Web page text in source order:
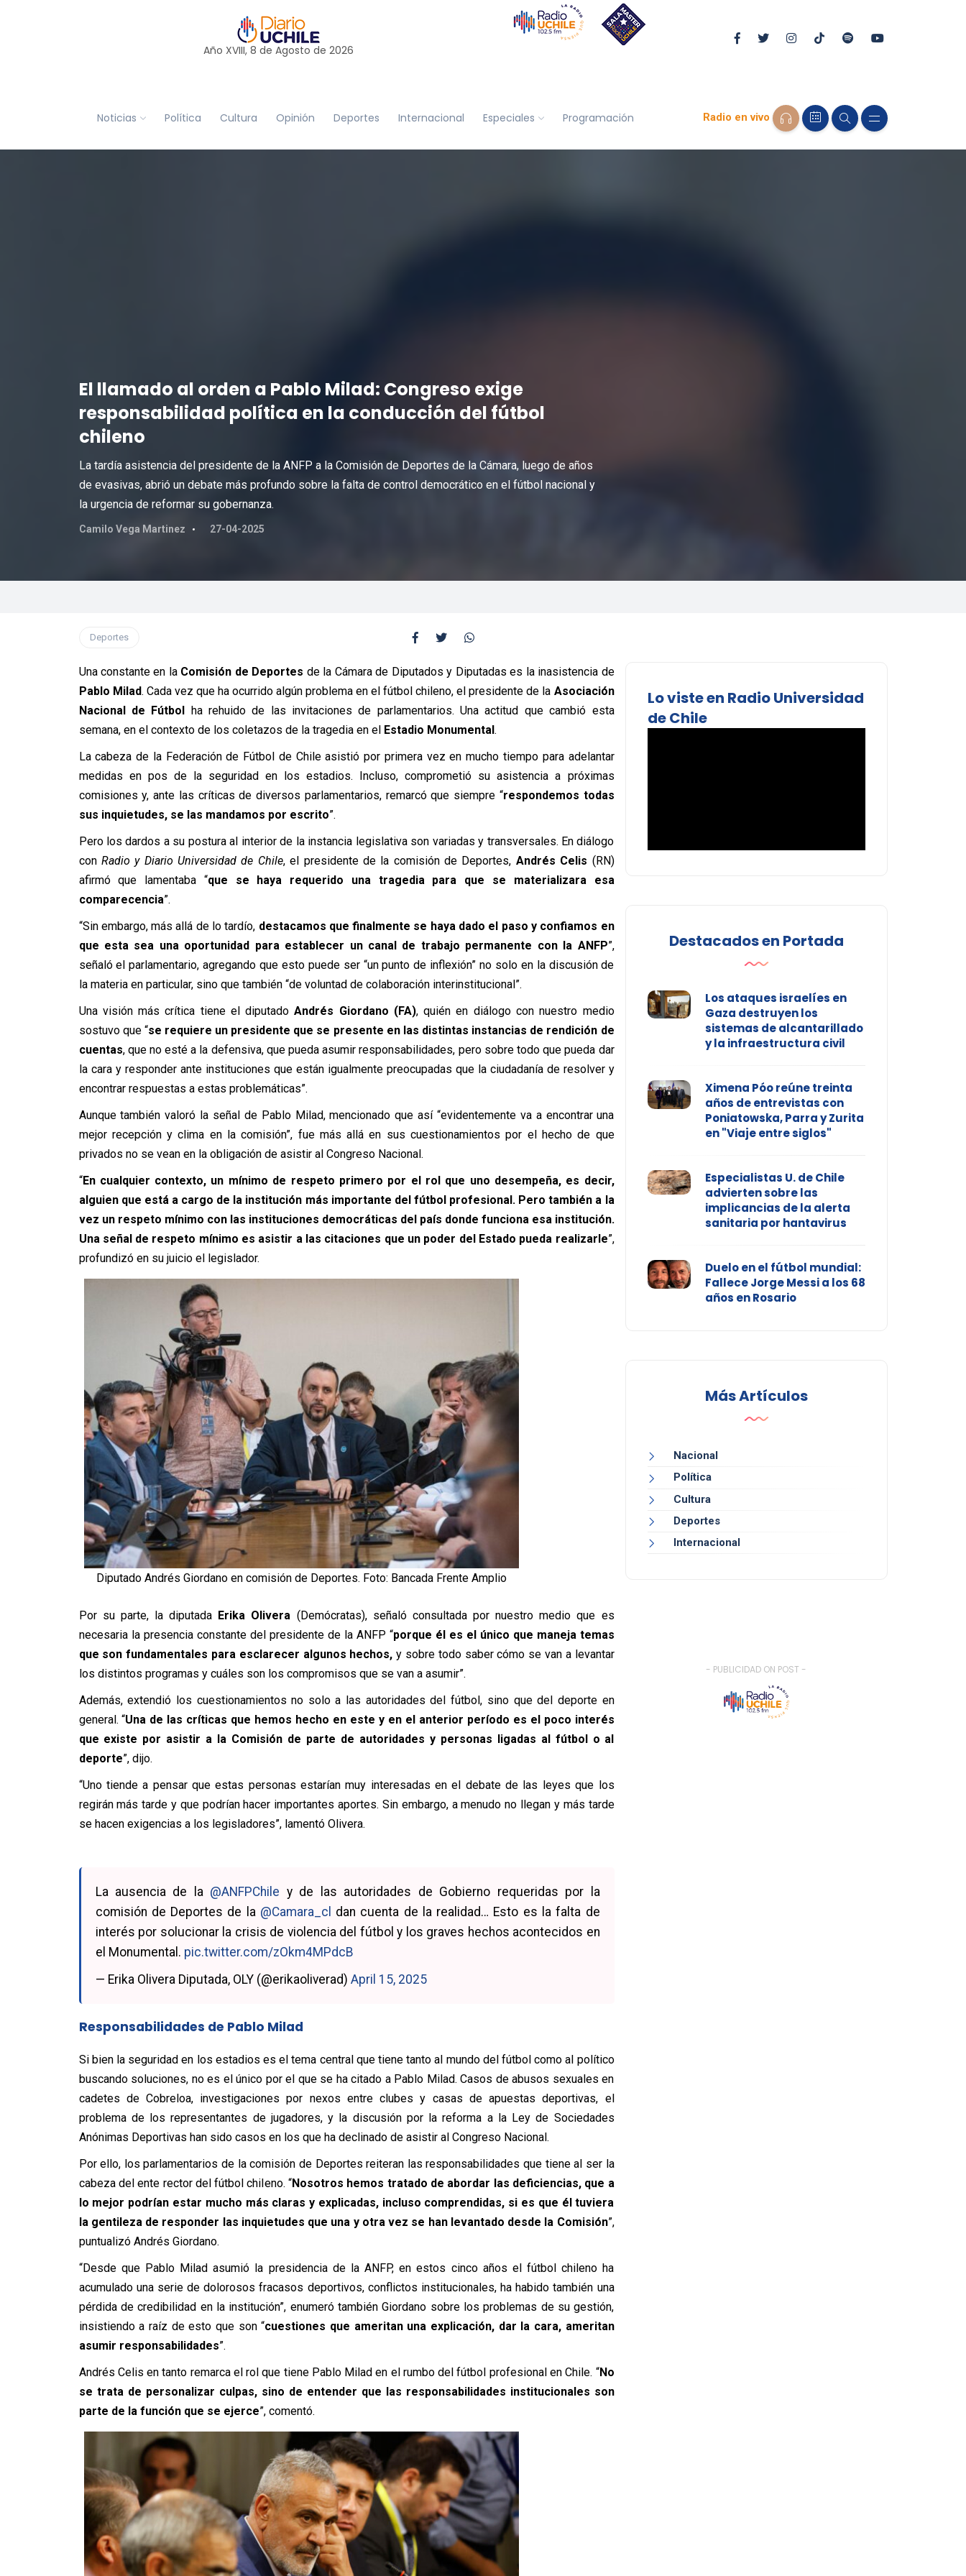
Año XVIII, 8 de Agosto de 2026
Noticias Política Cultura Opinión Deportes Internacional Especiales Programación Radio en vivo
El llamado al orden a Pablo Milad: Congreso exige
responsabilidad política en la conducción del fútbol
chileno
La tardía asistencia del presidente de la ANFP a la Comisión de Deportes de la Cámara, luego de años
de evasivas, abrió un debate más profundo sobre la falta de control democrático en el fútbol nacional y
la urgencia de reformar su gobernanza.
Camilo Vega Martinez 27-04-2025
Deportes
Una constante en la Comisión de Deportes de la Cámara de Diputados y Diputadas es la inasistencia de
Pablo Milad. Cada vez que ha ocurrido algún problema en el fútbol chileno, el presidente de la Asociación
Nacional de Fútbol ha rehuido de las invitaciones de parlamentarios. Una actitud que cambió esta
semana, en el contexto de los coletazos de la tragedia en el Estadio Monumental.
La cabeza de la Federación de Fútbol de Chile asistió por primera vez en mucho tiempo para adelantar
medidas en pos de la seguridad en los estadios. Incluso, comprometió su asistencia a próximas
comisiones y, ante las críticas de diversos parlamentarios, remarcó que siempre “respondemos todas
sus inquietudes, se las mandamos por escrito”.
Pero los dardos a su postura al interior de la instancia legislativa son variadas y transversales. En diálogo
con Radio y Diario Universidad de Chile, el presidente de la comisión de Deportes, Andrés Celis (RN)
afirmó que lamentaba “que se haya requerido una tragedia para que se materializara esa
comparecencia”.
“Sin embargo, más allá de lo tardío, destacamos que finalmente se haya dado el paso y confiamos en
que esta sea una oportunidad para establecer un canal de trabajo permanente con la ANFP”,
señaló el parlamentario, agregando que esto puede ser “un punto de inflexión” no solo en la discusión de
la materia en particular, sino que también “de voluntad de colaboración interinstitucional”.
Una visión más crítica tiene el diputadoAndrés Giordano (FA), quién en diálogo con nuestro medio
sostuvo que “se requiere un presidente que se presente en las distintas instancias de rendición de
cuentas, que no esté a la defensiva, que pueda asumir responsabilidades, pero sobre todo que pueda dar
la cara y responder ante instituciones que están igualmente preocupadas que la ciudadanía de resolver y
encontrar respuestas a estas problemáticas”.
Aunque también valoró la señal de Pablo Milad, mencionado que así “evidentemente va a encontrar una
mejor recepción y clima en la comisión”, fue más allá en sus cuestionamientos por el hecho de que
privados no se vean en la obligación de asistir al Congreso Nacional.
“En cualquier contexto, un mínimo de respeto primero por el rol que uno desempeña, es decir,
alguien que está a cargo de la institución más importante del fútbol profesional. Pero también a la
vez un respeto mínimo con las instituciones democráticas del país donde funciona esa institución.
Una señal de respeto mínimo es asistir a las citaciones que un poder del Estado pueda realizarle”,
profundizó en su juicio el legislador.
Diputado Andrés Giordano en comisión de Deportes. Foto: Bancada Frente Amplio
Por su parte, la diputada Erika Olivera (Demócratas), señaló consultada por nuestro medio que es
necesaria la presencia constante del presidente de la ANFP “porque él es el único que maneja temas
que son fundamentales para esclarecer algunos hechos, y sobre todo saber cómo se van a levantar
los distintos programas y cuáles son los compromisos que se van a asumir”.
Además, extendió los cuestionamientos no solo a las autoridades del fútbol, sino que del deporte en
general. “Una de las críticas que hemos hecho en este y en el anterior período es el poco interés
que existe por asistir a la Comisión de parte de autoridades y personas ligadas al fútbol o al
deporte”, dijo.
“Uno tiende a pensar que estas personas estarían muy interesadas en el debate de las leyes que los
regirán más tarde y que podrían hacer importantes aportes. Sin embargo, a menudo no llegan y más tarde
se hacen exigencias a los legisladores”, lamentó Olivera.
La ausencia de la @ANFPChile y de las autoridades de Gobierno requeridas por la
comisión de Deportes de la @Camara_cl dan cuenta de la realidad… Esto es la falta de
interés por solucionar la crisis de violencia del fútbol y los graves hechos acontecidos en
el Monumental. pic.twitter.com/zOkm4MPdcB
— Erika Olivera Diputada, OLY (@erikaoliverad) April 15, 2025
Responsabilidades de Pablo Milad
Si bien la seguridad en los estadios es el tema central que tiene tanto al mundo del fútbol como al político
buscando soluciones, no es el único por el que se ha citado a Pablo Milad. Casos de abusos sexuales en
cadetes de Cobreloa, investigaciones por nexos entre clubes y casas de apuestas deportivas, el
problema de los representantes de jugadores, y la discusión por la reforma a la Ley de Sociedades
Anónimas Deportivas han sido casos en los que ha declinado de asistir al Congreso Nacional.
Por ello, los parlamentarios de la comisión de Deportes reiteran las responsabilidades que tiene al ser la
cabeza del ente rector del fútbol chileno. “Nosotros hemos tratado de abordar las deficiencias, que a
lo mejor podrían estar mucho más claras y explicadas, incluso comprendidas, si es que él tuviera
la gentileza de responder las inquietudes que una y otra vez se han levantado desde la Comisión”,
puntualizó Andrés Giordano.
“Desde que Pablo Milad asumió la presidencia de la ANFP, en estos cinco años el fútbol chileno ha
acumulado una serie de dolorosos fracasos deportivos, conflictos institucionales, ha habido también una
pérdida de credibilidad en la institución”, enumeró también Giordano sobre los problemas de su gestión,
insistiendo a raíz de esto que son “cuestiones que ameritan una explicación, dar la cara, ameritan
asumir responsabilidades”.
Andrés Celis en tanto remarca el rol que tiene Pablo Milad en el rumbo del fútbol profesional en Chile. “No
se trata de personalizar culpas, sino de entender que las responsabilidades institucionales son
parte de la función que se ejerce”, comentó.
Lo viste en Radio Universidad
de Chile
Destacados en Portada
Los ataques israelíes en
Gaza destruyen los
sistemas de alcantarillado
y la infraestructura civil
Ximena Póo reúne treinta
años de entrevistas con
Poniatowska, Parra y Zurita
en "Viaje entre siglos"
Especialistas U. de Chile
advierten sobre las
implicancias de la alerta
sanitaria por hantavirus
Duelo en el fútbol mundial:
Fallece Jorge Messi a los 68
años en Rosario
Más Artículos
Nacional
Política
Cultura
Deportes
Internacional
- PUBLICIDAD ON POST -